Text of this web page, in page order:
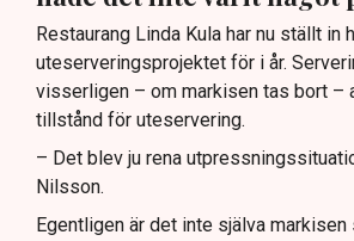
Restaurang Linda Kula har nu ställt in
uteserveringsprojektet för i år.
visserligen – om markisen tas bort –
tillstånd för uteservering.
– Det blev ju rena
Nilsson.
Egentligen är det inte själva